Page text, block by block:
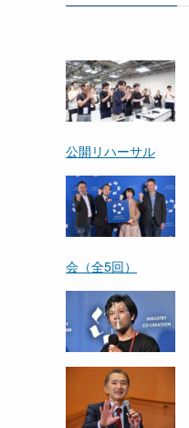
公開リハーサル
会（全5回）